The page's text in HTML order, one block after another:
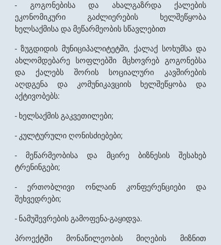
- გოგონებისა და ახალგაზრდა ქალების
ეკონომიკური გაძლიერების ხელშეწყობა
ხელსაქმისა და მეწარმეობის სწავლებით
- ზუგდიდის მუნიციპალიტეტში, ქალაქ სოხუმსა და
ახლომდებარე სოფლებში მცხოვრებ გოგონებსა
და ქალებს შორის სოციალური კავშირების
აღდგენა და კომუნიკავციის ხელშეწყობა და
აქტივობებს:
- ხელსაქმის გაკვეთილები;
- კულტურული ღონისძიებები;
- მეწარმეობისა და მცირე ბიზნესის შესახებ
ტრენინგები;
- ერთობლივი ონლაინ კონფერენციები და
შეხვედრები;
- ნამუშევრების გამოფენა-გაყიდვა.
პროექტში მონაწილეობის მიღების მიზნით